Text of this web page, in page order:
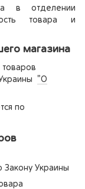
в отделении
товара и
магазина
"О
по
Закону Украины